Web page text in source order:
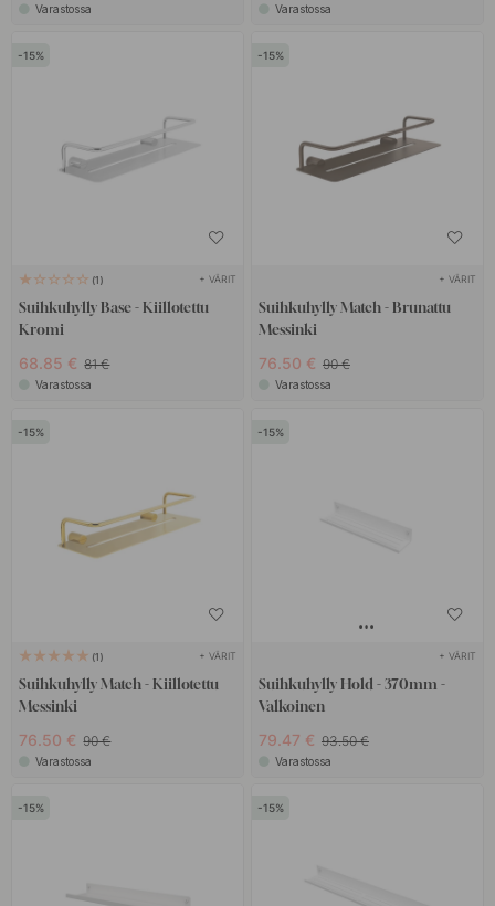
Varastossa Varastossa
15
1 + VÄRIT
Suihkuhylly Base - Kiillotettu
Kromi
68.85 € 81 €
Varastossa
15
+ VÄRIT
Suihkuhylly Match - Brunattu
Messinki
76.50 € 90 €
Varastossa
15
1 + VÄRIT
Suihkuhylly Match - Kiillotettu
Messinki
76.50 € 90 €
Varastossa
15
+ VÄRIT
Suihkuhylly Hold - 370mm -
Valkoinen
79.47 € 93.50 €
Varastossa
15 15